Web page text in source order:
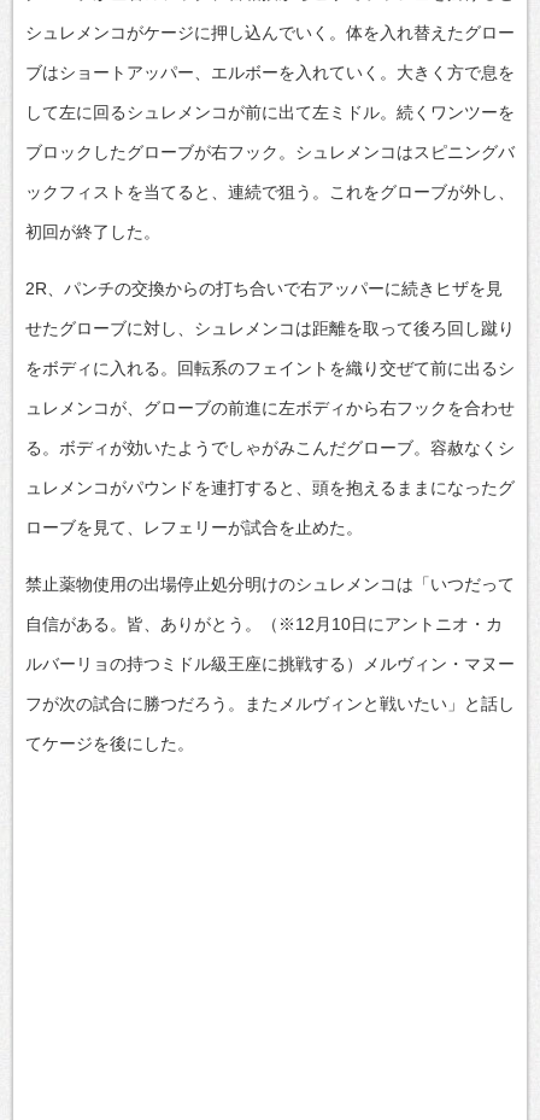
シュレメンコがケージに押し込んでいく。体を入れ替えたグロー
ブはショートアッパー、エルボーを入れていく。大きく方で息を
して左に回るシュレメンコが前に出て左ミドル。続くワンツーを
ブロックしたグローブが右フック。シュレメンコはスピニングバ
ックフィストを当てると、連続で狙う。これをグローブが外し、
初回が終了した。
2R、パンチの交換からの打ち合いで右アッパーに続きヒザを見
せたグローブに対し、シュレメンコは距離を取って後ろ回し蹴り
をボディに入れる。回転系のフェイントを織り交ぜて前に出るシ
ュレメンコが、グローブの前進に左ボディから右フックを合わせ
る。ボディが効いたようでしゃがみこんだグローブ。容赦なくシ
ュレメンコがパウンドを連打すると、頭を抱えるままになったグ
ローブを見て、レフェリーが試合を止めた。
禁止薬物使用の出場停止処分明けのシュレメンコは「いつだって
自信がある。皆、ありがとう。（※12月10日にアントニオ・カ
ルバーリョの持つミドル級王座に挑戦する）メルヴィン・マヌー
フが次の試合に勝つだろう。またメルヴィンと戦いたい」と話し
てケージを後にした。